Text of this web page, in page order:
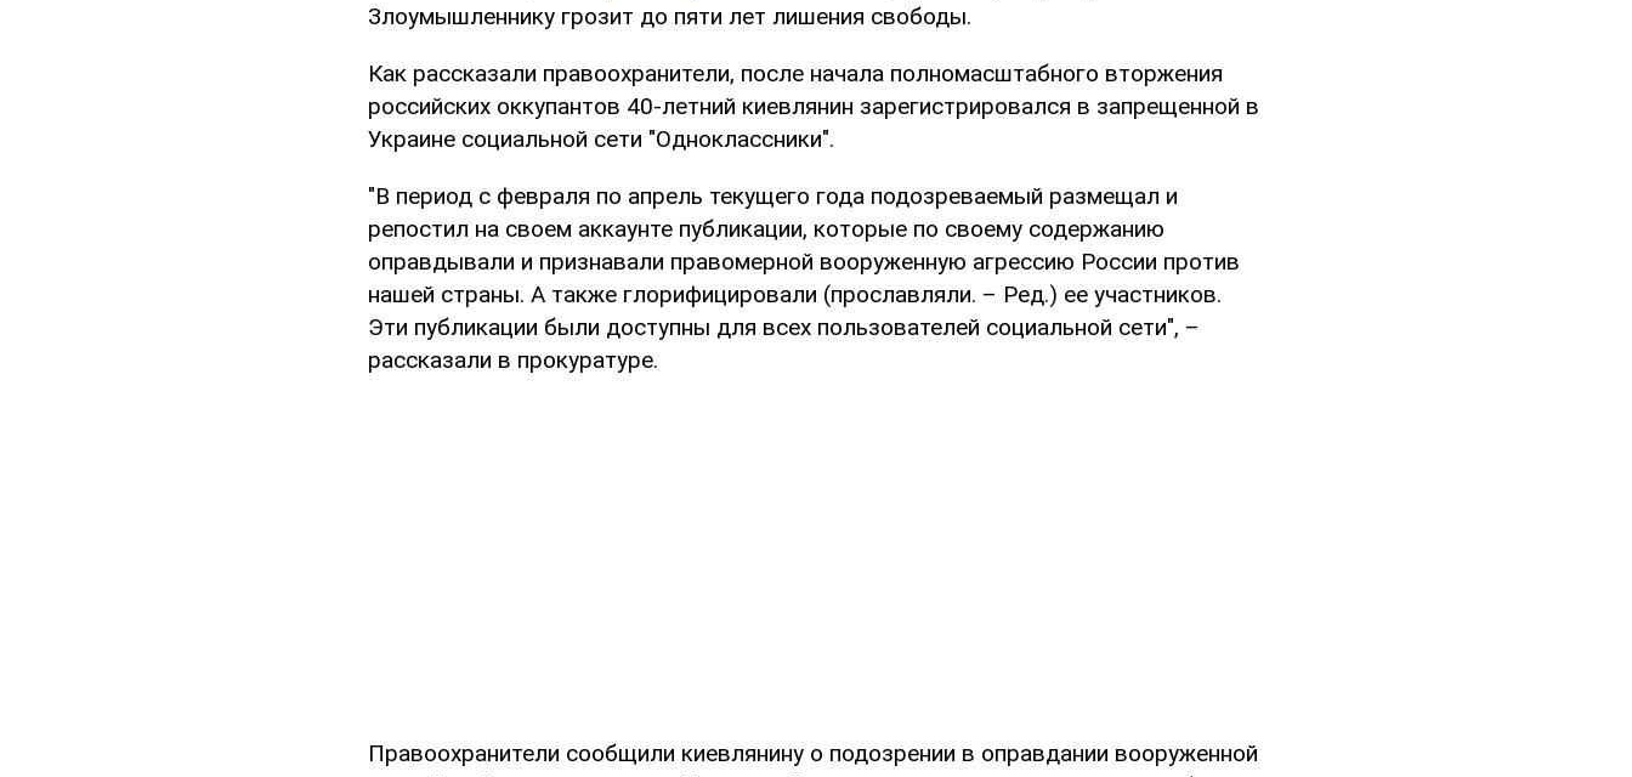
Злоумышленнику грозит до пяти лет лишения свободы.
Как рассказали правоохранители, после начала полномасштабного вторжения
российских оккупантов 40-летний киевлянин зарегистрировался в запрещенной в
Украине социальной сети "Одноклассники".
"В период с февраля по апрель текущего года подозреваемый размещал и
репостил на своем аккаунте публикации, которые по своему содержанию
оправдывали и признавали правомерной вооруженную агрессию России против
нашей страны. А также глорифицировали (прославляли. – Ред.) ее участников.
Эти публикации были доступны для всех пользователей социальной сети", –
рассказали в прокуратуре.
Правоохранители сообщили киевлянину о подозрении в оправдании вооруженной